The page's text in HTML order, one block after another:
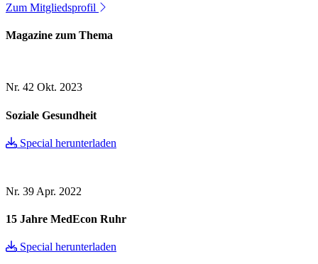
Zum Mitgliedsprofil
Magazine zum Thema
Nr. 42 Okt. 2023
Soziale Gesundheit
Special herunterladen
Nr. 39 Apr. 2022
15 Jahre MedEcon Ruhr
Special herunterladen